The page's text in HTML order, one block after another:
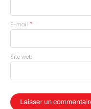
E-mail *
Site web